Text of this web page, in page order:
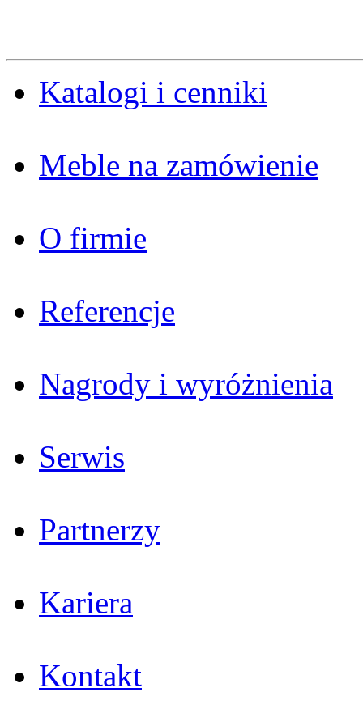
Katalogi i cenniki
Meble na zamówienie
O firmie
Referencje
Nagrody i wyróżnienia
Serwis
Partnerzy
Kariera
Kontakt